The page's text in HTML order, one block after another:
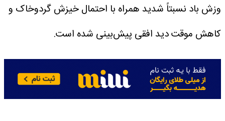
وزش باد نسبتاً شدید همراه با احتمال خیزش گردوخاک و
کاهش موقت دید افقی پیش‌بینی شده است.